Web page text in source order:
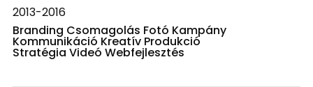
2013-2016
Branding Csomagolás Fotó Kampány
Kommunikáció Kreatív Produkció
Stratégia Videó Webfejlesztés